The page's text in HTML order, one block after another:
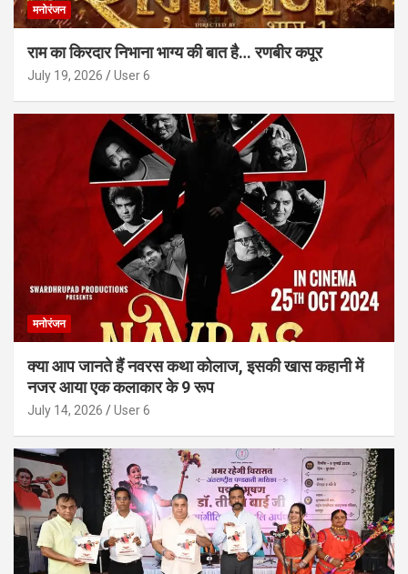
मनोरंजन
राम का किरदार निभाना भाग्य की बात है… रणबीर कपूर
July 19, 2026 User 6
मनोरंजन
क्या आप जानते हैं नवरस कथा कोलाज, इसकी खास कहानी में
नजर आया एक कलाकार के 9 रूप
July 14, 2026 User 6